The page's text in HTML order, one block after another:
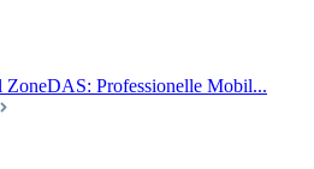
ZoneDAS: Professionelle Mobil...